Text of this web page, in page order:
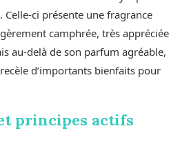
Celle-ci présente une fragrance
camphrée, très appréciée
au-delà de son parfum agréable,
d’importants bienfaits pour
principes actifs